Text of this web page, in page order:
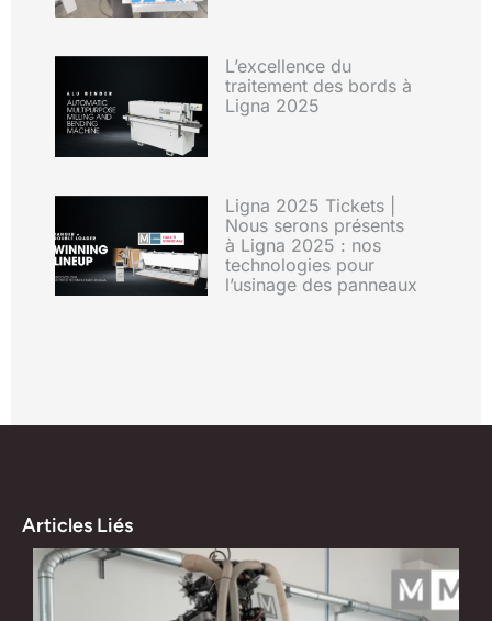
L’excellence du
traitement des bords à
Ligna 2025
Ligna 2025 Tickets |
Nous serons présents
à Ligna 2025 : nos
technologies pour
l’usinage des panneaux
Articles Liés